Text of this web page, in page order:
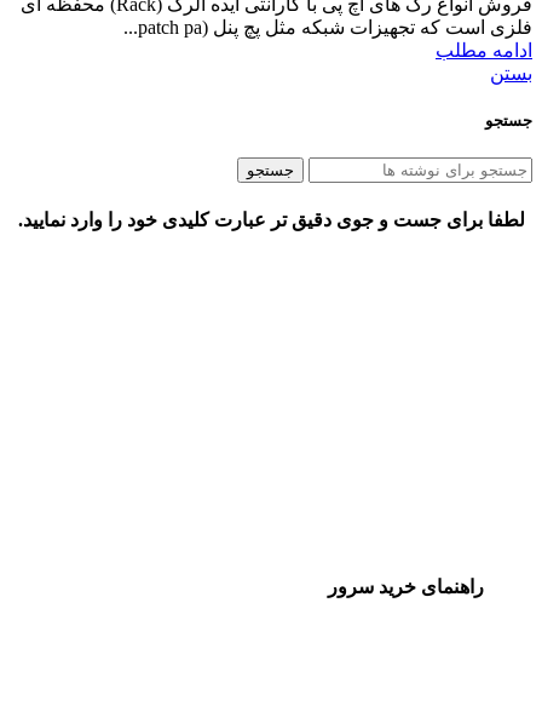
فلزی است که تجهیزات شبکه مثل پچ پنل (patch pa...
ادامه مطلب
بستن
جستجو
جستجو
لطفا برای جست و جوی دقیق تر عبارت کلیدی خود را وارد نمایید.
راهنمای خرید سرور